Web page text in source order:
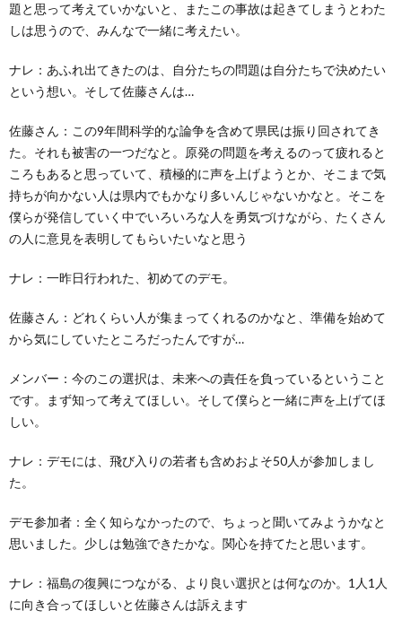
題と思って考えていかないと、またこの事故は起きてしまうとわた
しは思うので、みんなで一緒に考えたい。
ナレ：あふれ出てきたのは、自分たちの問題は自分たちで決めたい
という想い。そして佐藤さんは…
佐藤さん：この9年間科学的な論争を含めて県民は振り回されてき
た。それも被害の一つだなと。原発の問題を考えるのって疲れると
ころもあると思っていて、積極的に声を上げようとか、そこまで気
持ちが向かない人は県内でもかなり多いんじゃないかなと。そこを
僕らが発信していく中でいろいろな人を勇気づけながら、たくさん
の人に意見を表明してもらいたいなと思う
ナレ：一昨日行われた、初めてのデモ。
佐藤さん：どれくらい人が集まってくれるのかなと、準備を始めて
から気にしていたところだったんですが…
メンバー：今のこの選択は、未来への責任を負っているということ
です。まず知って考えてほしい。そして僕らと一緒に声を上げてほ
しい。
ナレ：デモには、飛び入りの若者も含めおよそ50人が参加しまし
た。
デモ参加者：全く知らなかったので、ちょっと聞いてみようかなと
思いました。少しは勉強できたかな。関心を持てたと思います。
ナレ：福島の復興につながる、より良い選択とは何なのか。1人1人
に向き合ってほしいと佐藤さんは訴えます